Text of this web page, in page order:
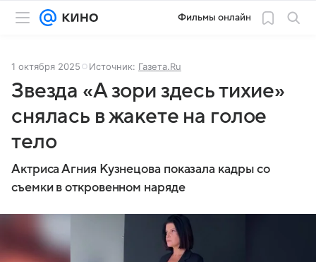
Фильмы онлайн
1 октября 2025 Источник: Газета.Ru
Звезда «А зори здесь тихие»
снялась в жакете на голое
тело
Актриса Агния Кузнецова показала кадры со
съемки в откровенном наряде